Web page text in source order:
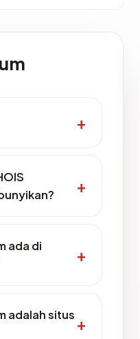
ada di
adalah situs